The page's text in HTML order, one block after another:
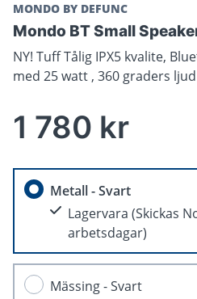
MONDO BY DEFUNC
Mondo BT Small
NY! Tuff Tålig IPX5 kvalite,
med 25 watt , 360 graders ljud
1 780 kr
Metall - Svart
Lagervara (Skickas
arbetsdagar)
Mässing - Svart